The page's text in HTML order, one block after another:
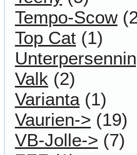
Tempo-Scow
Top Cat (1)
Valk (2)
Varianta(1)
Vaurien-> (19)
VB-Jolle-> (7)